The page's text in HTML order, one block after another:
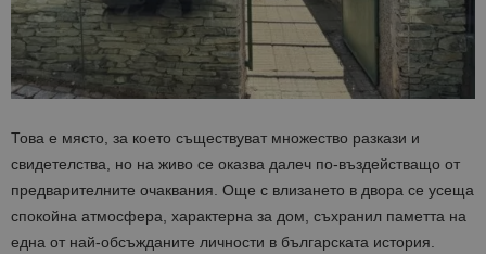
Това е място, за което съществуват множество разкази и
свидетелства, но на живо се оказва далеч по-въздействащо от
предварителните очаквания. Още с влизането в двора се усеща
спокойна атмосфера, характерна за дом, съхранил паметта на
една от най-обсъжданите личности в българската история.